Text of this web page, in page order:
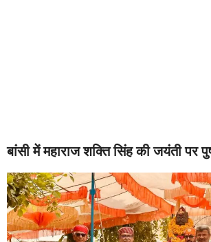
बांसी में महाराज शक्ति सिंह की जयंती पर